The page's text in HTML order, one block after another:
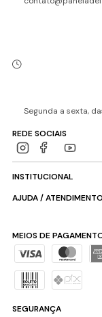
Segunda a sexta,
REDE SOCIAIS
INSTITUCIONAL
AJUDA / ATENDIMENTO
MEIOS DE
SEGURANÇA